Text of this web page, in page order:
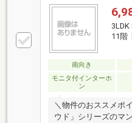
3LDK
11階
南向き
モニタ付インターホ
ン
＼物件のおススメポ
ウド」シリーズのマ